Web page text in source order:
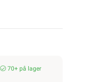
70+ på lager